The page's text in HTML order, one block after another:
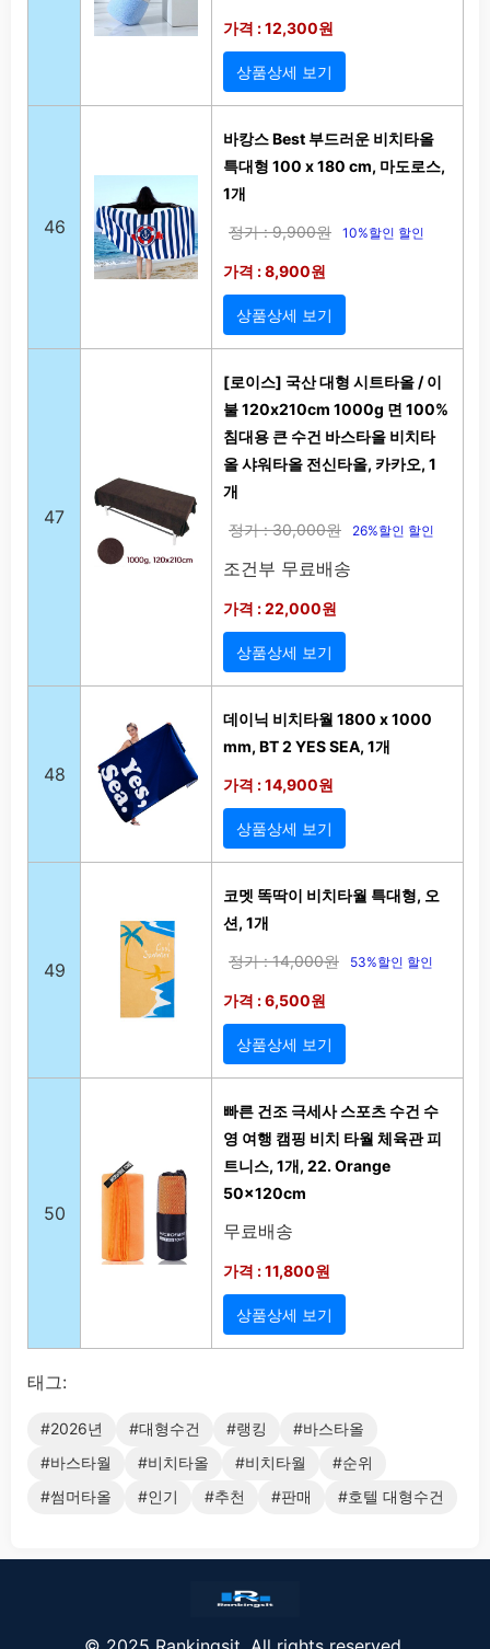
가격 : 12,300원
상품상세 보기
46
바캉스 Best 부드러운 비치타올
특대형 100 x 180 cm, 마도로스,
1개
정가 : 9,900원 10%할인 할인
가격 : 8,900원
상품상세 보기
47
[로이스] 국산 대형 시트타올 / 이
불 120x210cm 1000g 면 100%
침대용 큰 수건 바스타올 비치타
올 샤워타올 전신타올, 카카오, 1
개
정가 : 30,000원 26%할인 할인
조건부 무료배송
가격 : 22,000원
상품상세 보기
48
데이닉 비치타월 1800 x 1000
mm, BT 2 YES SEA, 1개
가격 : 14,900원
상품상세 보기
49
코멧 똑딱이 비치타월 특대형, 오
션, 1개
정가 : 14,000원 53%할인 할인
가격 : 6,500원
상품상세 보기
50
빠른 건조 극세사 스포츠 수건 수
영 여행 캠핑 비치 타월 체육관 피
트니스, 1개, 22. Orange
50x120cm
무료배송
가격 : 11,800원
상품상세 보기
태그:
#2026년 #대형수건 #랭킹
#바스타올
#바스타월
#비치타올 #비치타월
#순위
#썸머타올
#인기 #추천 #판매 #호텔 대형수건